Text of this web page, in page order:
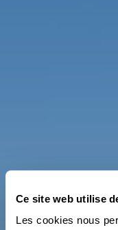
Ce site web utilise
Les cookies nous